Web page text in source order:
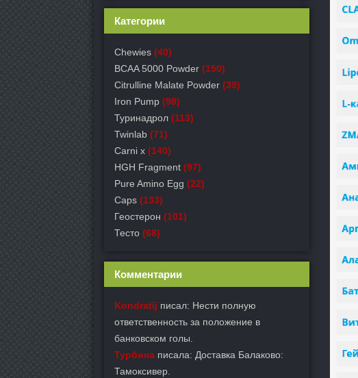
Категории
Chewies (40)
BCAA 5000 Powder (150)
Citrulline Malate Powder (39)
Iron Pump (98)
Туринадрол (113)
Twinlab (71)
Carni x (140)
HGH Fragment (97)
Pure Amino Egg (22)
Caps (133)
Геостерон (101)
Тесто (68)
Комментарии
Kondratij писал: Нести полную
ответственность за положение в
банковском голы.
Турбина писала: Доставка Балаково:
Тамоксивер.